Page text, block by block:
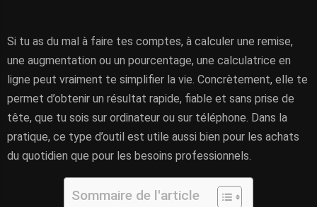
Si tu as du mal à faire tes comptes, à calculer une remise,
une augmentation ou un pourcentage, une calculatrice en
ligne peut vraiment te simplifier la vie. Concrètement, elle te
permet d’obtenir un résultat rapide, fiable et sans prise de
tête, que tu sois sur ordinateur ou sur téléphone. Dans la
pratique, ce type d’outil est utile aussi bien pour les achats
du quotidien que pour les besoins professionnels.
Sommaire de l'article